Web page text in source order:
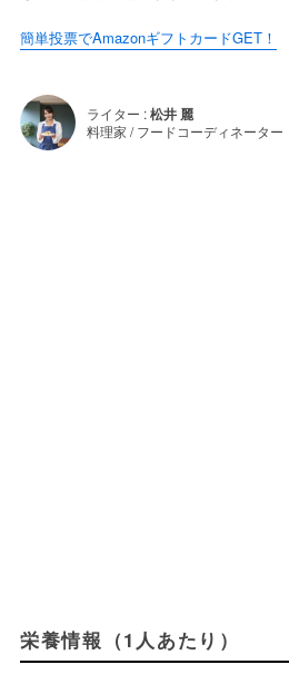
簡単投票でAmazonギフトカードGET！
ライター :松井 麗
料理家 / フードコーディネーター
栄養情報（1人あたり）